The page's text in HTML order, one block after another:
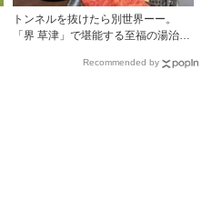
トンネルを抜けたら別世界ーー。
「界 草津」で堪能する至福の湯治と
Recommended by